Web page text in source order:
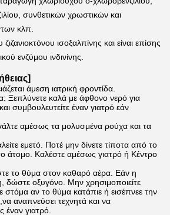
συνθετικών χρωστικών και
κλπ.
ισοξαλπίνης και είναι επίσης
ενζύμου ινδινίνης.
]
άμεση ιατρική φροντίδα.
Ξεπλύνετε καλά με άφθονο νερό για
συμβουλευτείτε έναν γιατρό εάν
αμέσως τα μολυσμένα ρούχα και τα
εμετό. Ποτέ μην δίνετε τίποτα από το
άτομο. Καλέστε αμέσως γιατρό ή Κέντρο
το θύμα στον καθαρό αέρα. Εάν η
δώστε οξυγόνο. Μην χρησιμοποιείτε
αν το θύμα κατάπιε ή εισέπνεε την
αναπνεύσει τεχνητά και να
έναν γιατρό.